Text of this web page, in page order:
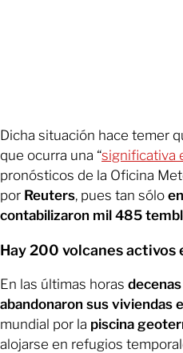
Dicha situación hace temer
que ocurra una “significativa
pronósticos de la Oficina
por Reuters, pues tan sólo
contabilizaron mil 485
Hay 200 volcanes activos
En las últimas horas
abandonaron sus viviendas
mundial por la piscina
alojarse en refugios